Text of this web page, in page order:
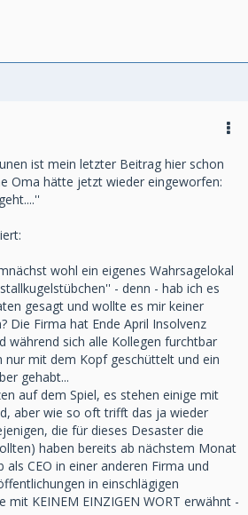
ist mein letzter Beitrag hier schon
Oma hätte jetzt wieder eingeworfen:
wohl ein eigenes Wahrsagelokal
- denn - hab ich es
gesagt und wollte es mir keiner
Die Firma hat Ende April Insolvenz
während sich alle Kollegen furchtbar
nur mit dem Kopf geschüttelt und ein
gehabt...
auf dem Spiel, es stehen einige mit
aber wie so oft trifft das ja wieder
die für dieses Desaster die
haben bereits ab nächstem Monat
als CEO in einer anderen Firma und
in einschlägigen
mit KEINEM EINZIGEN WORT erwähnt -